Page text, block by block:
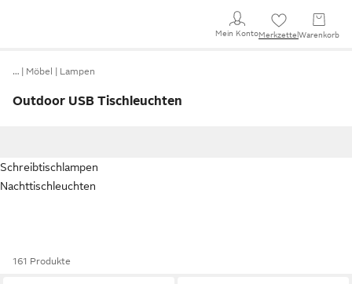
Mein KontoMerkzettel Warenkorb
… Möbel Lampen
Outdoor USB Tischleuchten
Schreibtischlampen
Nachttischleuchten
161 Produkte